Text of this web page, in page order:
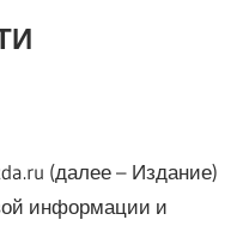
(далее – Издание)
информации и